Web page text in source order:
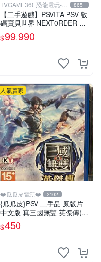
TVGAME360 恐龍電玩-台
中店
8651
【二手遊戲】PSVITA PSV 數
碼寶貝世界 NEXT0RDER DI
GIMONWORLD 中文版【台
中恐龍電玩】
$99,990
人氣賣家
❤️瓜瓜皮電玩❤️ 2402
{瓜瓜皮}PSV 二手品 原版片
中文版 真三國無雙 英傑傳(遊
戲都有回收)
$450